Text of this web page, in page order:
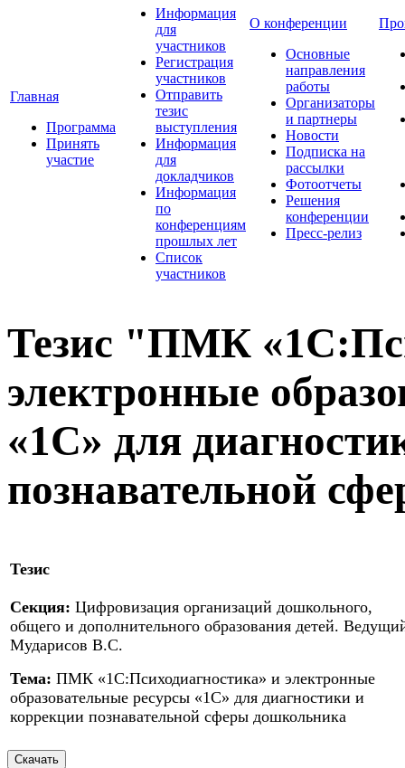
Главная
Программа
Принять
участие
Информация
для
участников
Регистрация
участников
Отправить
тезис
выступления
Информация
для
докладчиков
Информация
по
конференциям
прошлых лет
Список
участников
О конференции
Основные
направления
работы
Организаторы
и партнеры
Новости
Подписка на
рассылки
Фотоотчеты
Решения
конференции
Пресс-релиз
Тезис "ПМК
электронные
«1С» для
познавательной
Тезис
Секция: Цифровизация организаций дошкольного,
общего и дополнительного образования детей.
Мударисов В.С.
Тема: ПМК «1С:Психодиагностика» и электронные
образовательные ресурсы «1С» для диагностики и
коррекции познавательной сферы дошкольника